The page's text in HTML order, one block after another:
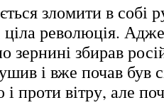
зломити в собі
революція.
зернині збирав
і вже почав був
проти вітру, але